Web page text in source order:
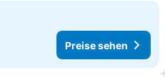
Preise sehen